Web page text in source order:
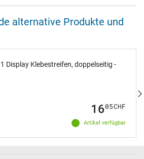
alternative Produkte und
Display Klebestreifen, doppelseitig -
Artikel verfügbar
1605CHF